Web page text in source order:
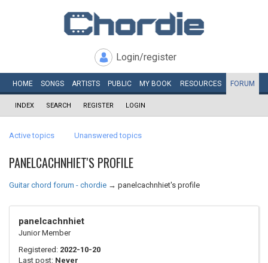
Login/register
HOME SONGS ARTISTS PUBLIC MY BOOK RESOURCES FORUM
INDEX SEARCH REGISTER LOGIN
Active topics Unanswered topics
PANELCACHNHIET'S PROFILE
Guitar chord forum - chordie → panelcachnhiet's profile
panelcachnhiet
Junior Member
Registered: 2022-10-20
Last post: Never